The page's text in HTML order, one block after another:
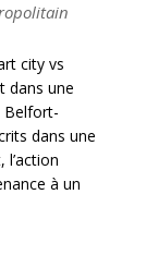
city vs
dans une
Belfort-
dans une
l’action
à un